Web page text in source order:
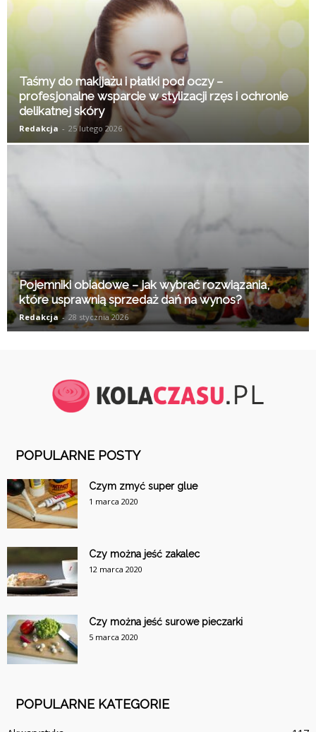
Taśmy do makijażu i płatki pod oczy –
profesjonalne wsparcie w stylizacji rzęs i ochronie
delikatnej skóry
Redakcja - 25 lutego 2026
Pojemniki obiadowe – jak wybrać rozwiązania,
które usprawnią sprzedaż dań na wynos?
Redakcja - 28 stycznia 2026
POPULARNE POSTY
Czym zmyć super glue
1 marca 2020
Czy można jeść zakalec
12 marca 2020
Czy można jeść surowe pieczarki
5 marca 2020
POPULARNE KATEGORIE